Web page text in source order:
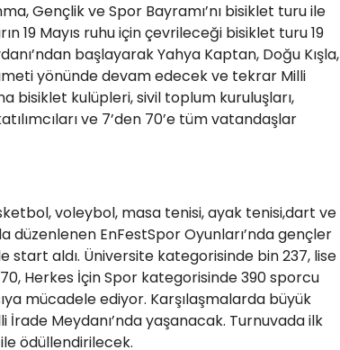
Gençlik ve Spor Bayramı’nı bisiklet turu ile
19 Mayıs ruhu için çevrileceği bisiklet turu 19
başlayarak Yahya Kaptan, Doğu Kışla,
yönünde devam edecek ve tekrar Milli
bisiklet kulüpleri, sivil toplum kuruluşları,
ve 7’den 70’e tüm vatandaşlar
voleybol, masa tenisi, ayak tenisi,dart ve
EnFestSpor Oyunları’nda gençler
start aldı. Üniversite kategorisinde bin 237, lise
Herkes İçin Spor kategorisinde 390 sporcu
mücadele ediyor. Karşılaşmalarda büyük
İrade Meydanı’nda yaşanacak. Turnuvada ilk
ödüllendirilecek.